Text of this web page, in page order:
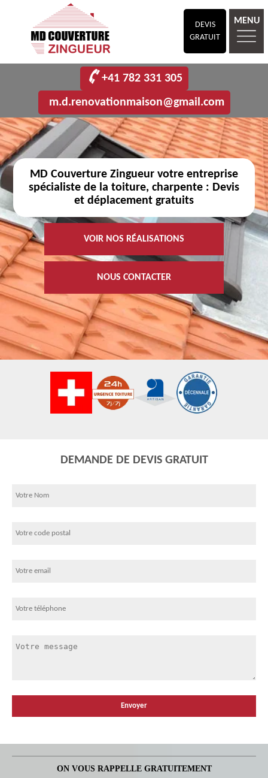
DEVIS
GRATUIT
MENU
+41 782 331 305
m.d.renovationmaison@gmail.com
MD Couverture Zingueur votre entreprise
spécialiste de la toiture, charpente : Devis
et déplacement gratuits
VOIR NOS RÉALISATIONS
NOUS CONTACTER
DEMANDE DE DEVIS GRATUIT
ON VOUS RAPPELLE GRATUITEMENT